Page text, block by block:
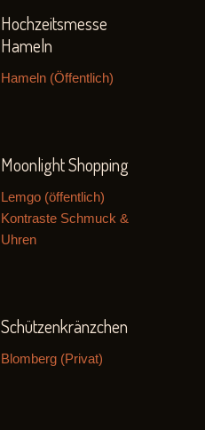
Hochzeitsmesse
Hameln
Hameln (Öffentlich)
Moonlight Shopping
Lemgo (öffentlich)
Kontraste Schmuck &
Uhren
Schützenkränzchen
Blomberg (Privat)